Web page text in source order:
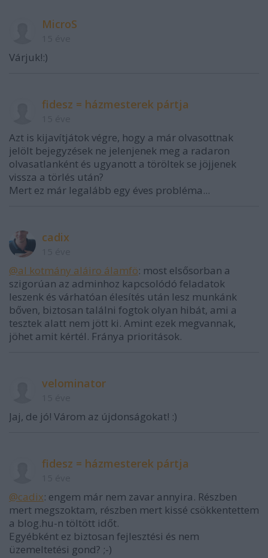
MicroS
Várjuk!:)
fidesz = házmesterek pártja
Azt is kijavítjátok végre, hogy a már olvasottnak
jelölt bejegyzések ne jelenjenek meg a radaron
olvasatlanként és ugyanott a töröltek se jöjjenek
vissza a törlés után?
Mert ez már legalább egy éves probléma...
cadix
@al kotmány aláiro álamfö: most elsősorban a
szigorúan az adminhoz kapcsolódó feladatok
leszenk és várhatóan élesítés után lesz munkánk
bőven, biztosan találni fogtok olyan hibát, ami a
tesztek alatt nem jött ki. Amint ezek megvannak,
jöhet amit kértél. Fránya prioritások.
velominator
Jaj, de jó! Várom az újdonságokat! :)
fidesz = házmesterek pártja
@cadix: engem már nem zavar annyira. Részben
mert megszoktam, részben mert kissé csökkentettem
a blog.hu-n töltött időt.
Egyébként ez biztosan fejlesztési és nem
üzemeltetési gond? ;-)